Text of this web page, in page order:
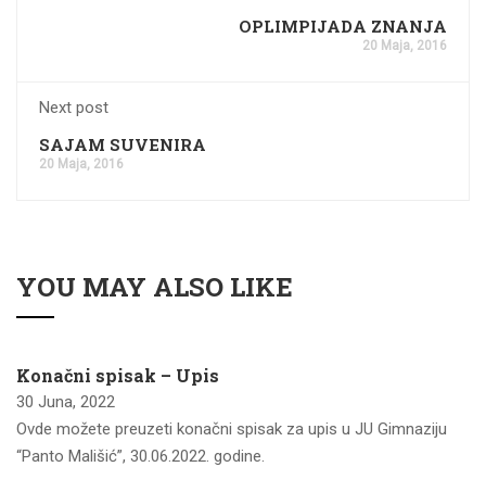
OPLIMPIJADA ZNANJA
20 Maja, 2016
Next post
SAJAM SUVENIRA
20 Maja, 2016
YOU MAY ALSO LIKE
Konačni spisak – Upis
30 Juna, 2022
Ovde možete preuzeti konačni spisak za upis u JU Gimnaziju
“Panto Mališić”, 30.06.2022. godine.